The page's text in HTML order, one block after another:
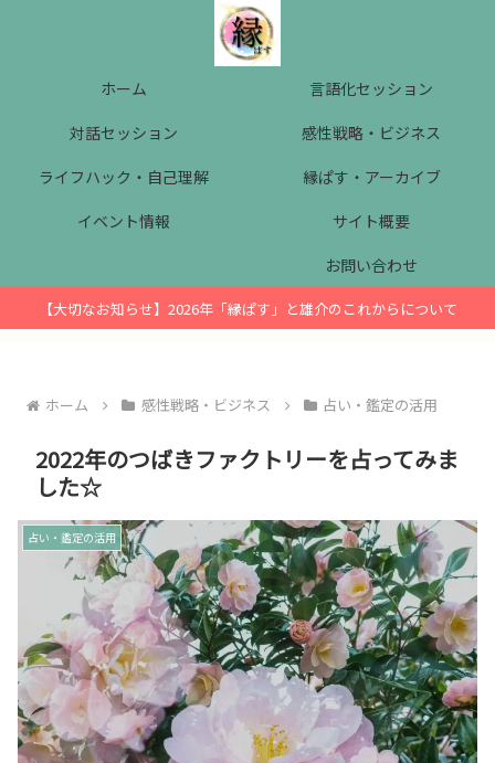
ホーム
言語化セッション
対話セッション
感性戦略・ビジネス
ライフハック・自己理解
縁ぱす・アーカイブ
イベント情報
サイト概要
お問い合わせ
【大切なお知らせ】2026年「縁ぱす」と雄介のこれからについて
ホーム 感性戦略・ビジネス 占い・鑑定の活用
2022年のつばきファクトリーを占ってみま
した☆
占い・鑑定の活用